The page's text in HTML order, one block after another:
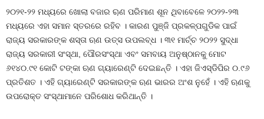
୨୦୨୧-୨୨ ମଧ୍ୟରେ ଖୋଲା ବଜାର ୠଣ ପରିମାଣ ଶୂନ ଥିବାବେଳେ ୨୦୨୨-୨୩
ମଧ୍ୟରେ ଏହା ସମାନ ସ୍ତରରେ ରହିବ । କାରଣ ପୁଞ୍ଜି ପ୍ରକଳ୍ପଗୁଡିକ ପାଇଁ
ରାଜ୍ୟ ସରକାରଙ୍କ ଶସ୍ତା ଋଣ ଉତ୍ସ ଉପଲବ୍ଧ । ୩୧ ମାର୍ଚ୍ଚ ୨୦୨୨ ସୁଦ୍ଧା
ରାଜ୍ୟ ସରକାରୀ ସଂସ୍ଥା, ପୌରସଂସ୍ଥା ଏବଂ ସମବାୟ ଅନୁଷ୍ଠାନକୁ ମୋଟ
୬୧୪୦.୯୧ କୋଟି ଟଙ୍କା ଋଣ ଗ୍ୟାରେଣ୍ଟି ଦେଇଛନ୍ତି । ଏହା ଜିଏସ୍‍ଡିପିର ୦.୯୬
ପ୍ରତିଶତ । ଏହି ଗ୍ୟାରେଣ୍ଟି ସରକାରଙ୍କ ଋଣ ଭାରର ଅଂଶ ନୁହେଁ । ଏହି ଋଣକୁ
ଉପରୋକ୍ତ ସଂସ୍ଥାମାନେ ପରିଶୋଧ କରିଥାନ୍ତି ।